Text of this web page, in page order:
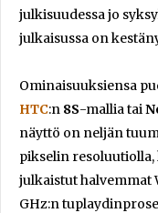
julkisuudessa jo
julkaisussa on
Ominaisuuksiensa
HTC:n 8S-mallia tai
näyttö on neljän
pikselin
julkaistut halvemmat
GHz:n